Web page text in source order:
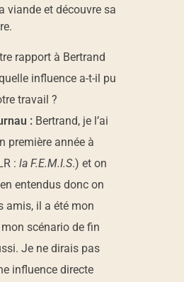
viande et découvre sa
rapport à Bertrand
influence a-t-il pu
travail ?
: Bertrand, je l’ai
première année à
:la F.E.M.I.S.) et on
entendus donc on
amis, il a été mon
scénario de fin
Je ne dirais pas
influence directe